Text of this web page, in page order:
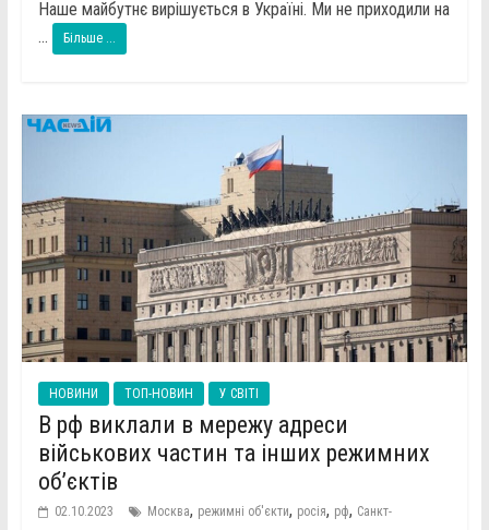
Наше майбутнє вирішується в Україні. Ми не приходили на
...
Більше ...
НОВИНИ ТОП-НОВИН У СВІТІ
В рф виклали в мережу адреси
військових частин та інших режимних
об’єктів
02.10.2023 Москва, режимні об'єкти, росія, рф, Санкт-